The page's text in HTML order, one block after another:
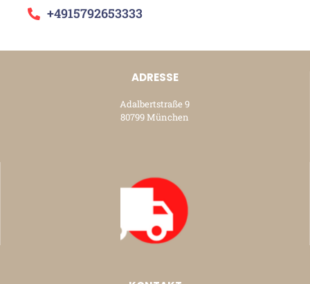
+4915792653333
ADRESSE
Adalbertstraße 9
80799 München